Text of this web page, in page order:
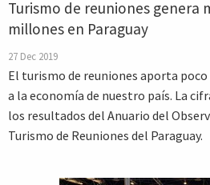
Turismo de reuniones genera
millones en Paraguay
27 Dec 2019
El turismo de reuniones aporta poco
a la economía de nuestro país. La
los resultados del Anuario del
Turismo de Reuniones del Paraguay.